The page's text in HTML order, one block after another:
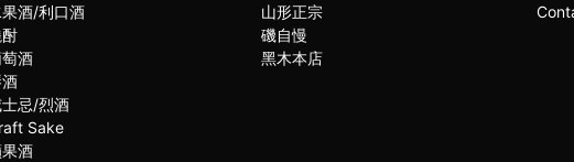
酒/利口酒
酒
忌/烈酒
Sake
酒
山形正宗
磯自慢
黑木本店